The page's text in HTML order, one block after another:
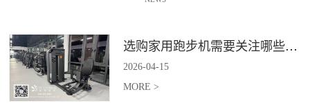
选购家用跑步机需要关注哪些核心参数？
2026-04-15
MORE >